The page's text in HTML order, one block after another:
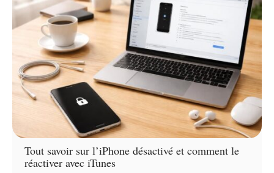
Tout savoir sur l’iPhone désactivé et comment le
réactiver avec iTunes